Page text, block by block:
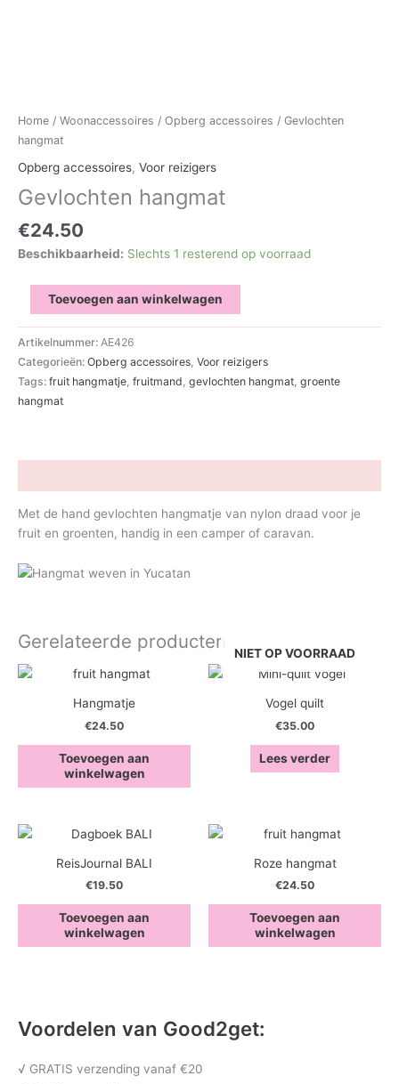
Voordelen van Good2get:
√ GRATIS verzending vanaf €20
Home / Woonaccessoires / Opberg accessoires / Gevlochten
hangmat
Opberg accessoires, Voor reizigers
Gevlochten hangmat
€24.50
Beschikbaarheid: Slechts 1 resterend op voorraad
Gevlochten
hangmat
Toevoegen aan winkelwagen
Artikelnummer: AE426
Categorieën: Opberg accessoires Voor reizigers
Tags: fruit hangmatje fruitmand gevlochten hangmat groente
hangmat
Met de hand gevlochten hangmatje van nylon draad voor je
fruit en groenten, handig in een camper of caravan.
Gerelateerde producten
Hangmatje
€24.50
Toevoegen aan
winkelwagen
NIET OP VOORRAAD
Vogel quilt
€35.00
Lees verder
ReisJournal BALI
€19.50
Toevoegen aan
winkelwagen
Roze hangmat
€24.50
Toevoegen aan
winkelwagen